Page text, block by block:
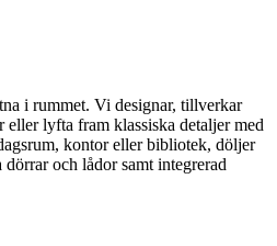
i rummet. Vi designar, tillverkar
lyfta fram klassiska detaljer med
kontor eller bibliotek, döljer
och lådor samt integrerad